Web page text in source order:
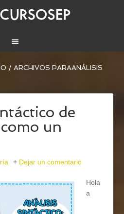
/ ARCHIVOS PARAANÁLISIS
de
un
Dejar un comentario
Hola
a